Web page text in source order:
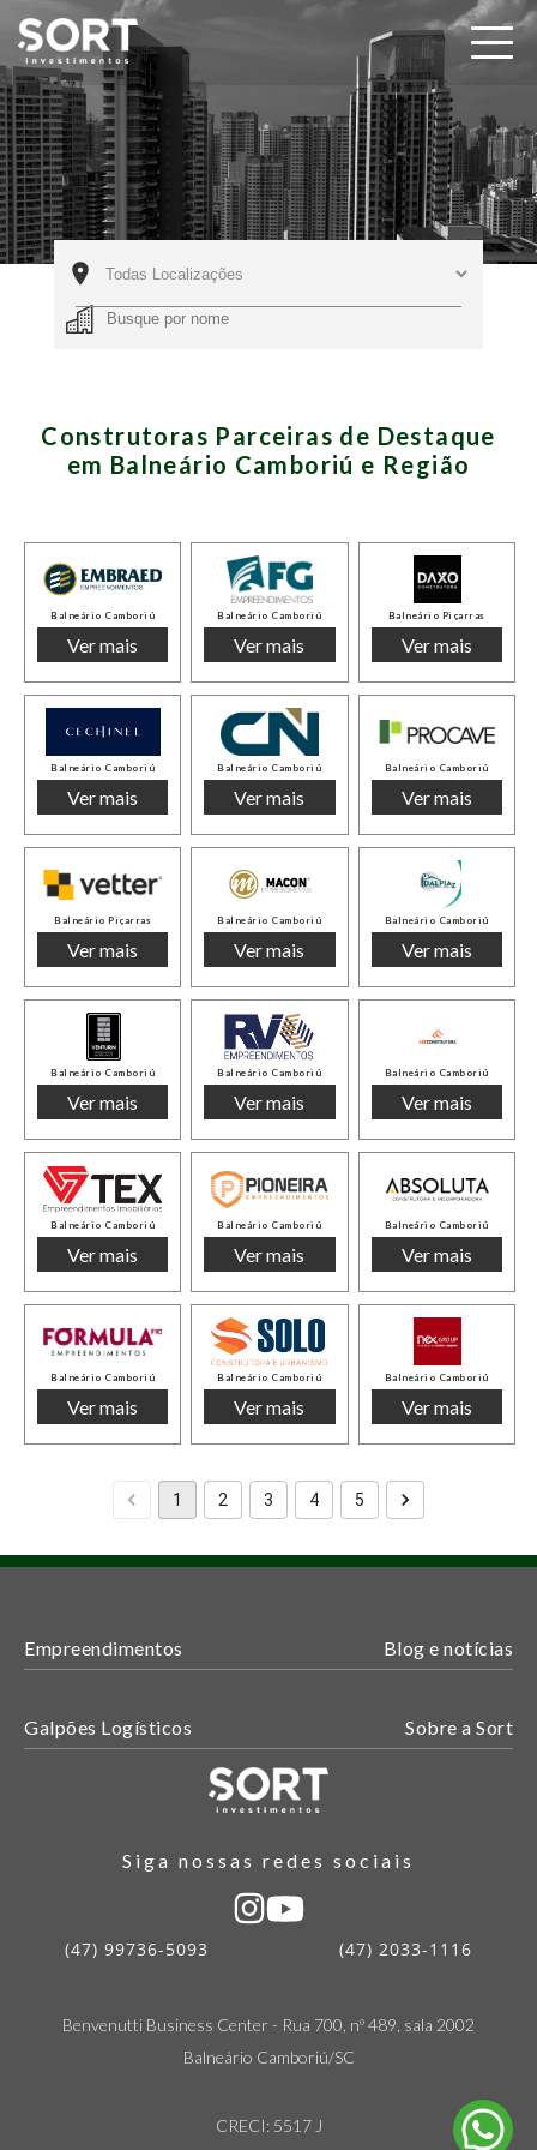
Construtoras Parceiras de Destaque
em Balneário Camboriú e Região
Balneário Camboriú
Ver mais
Balneário Camboriú
Ver mais
Balneário Piçarras
Ver mais
Balneário Camboriú
Ver mais
Balneário Camboriú
Ver mais
Balneário Camboriú
Ver mais
Balneário Piçarras
Ver mais
Balneário Camboriú
Ver mais
Balneário Camboriú
Ver mais
Balneário Camboriú
Ver mais
Balneário Camboriú
Ver mais
Balneário Camboriú
Ver mais
Balneário Camboriú
Ver mais
Balneário Camboriú
Ver mais
Balneário Camboriú
Ver mais
Balneário Camboriú
Ver mais
Balneário Camboriú
Ver mais
Balneário Camboriú
Ver mais
1 2 3 4 5
Empreendimentos Blog e notícias
Galpões Logísticos Sobre a Sort
Siga nossas redes sociais
(47) 99736-5093 (47) 2033-1116
Benvenutti Business Center - Rua 700, nº 489, sala 2002
Balneário Camboriú/SC
CRECI: 5517 J